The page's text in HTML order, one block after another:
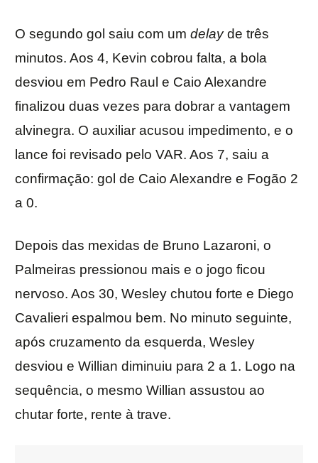
O segundo gol saiu com um delayde três
minutos. Aos 4, Kevin cobrou falta, a bola
desviou em Pedro Raul e Caio Alexandre
finalizou duas vezes para dobrar a vantagem
alvinegra. O auxiliar acusou impedimento, e o
lance foi revisado pelo VAR. Aos 7, saiu a
confirmação: gol de Caio Alexandre e Fogão 2
a 0.
Depois das mexidas de Bruno Lazaroni, o
Palmeiras pressionou mais e o jogo ficou
nervoso. Aos 30, Wesley chutou forte e Diego
Cavalieri espalmou bem. No minuto seguinte,
após cruzamento da esquerda, Wesley
desviou e Willian diminuiu para 2 a 1. Logo na
sequência, o mesmo Willian assustou ao
chutar forte, rente à trave.